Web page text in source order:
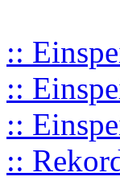
::
::
::
::